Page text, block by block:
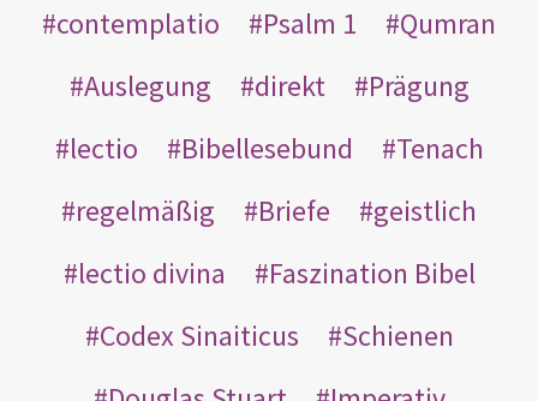
contemplatio
Psalm 1
Qumran
Auslegung
direkt
Prägung
lectio
Bibellesebund
Tenach
regelmäßig
Briefe
geistlich
lectio divina
Faszination Bibel
Codex Sinaiticus
Schienen